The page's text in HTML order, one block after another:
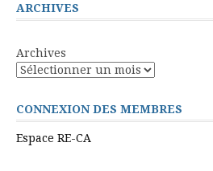
ARCHIVES
Archives
CONNEXION DES MEMBRES
Espace RE-CA